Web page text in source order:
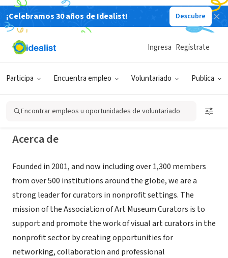
¡Celebramos 30 años de Idealist! Descubre
Participa Encuentra empleo Voluntariado Publica
Ingresa Regístrate
Encontrar empleos u oportunidades de voluntariado
ORGANIZACIÓN SIN FIN DE LUCRO
Association of Art Museum Curators
& AAMC Foundation
New York, NY artcurators.org
Acerca de
Founded in 2001, and now including over 1,300 members
from over 500 institutions around the globe, we are a
strong leader for curators in nonprofit settings. The
mission of the Association of Art Museum Curators is to
support and promote the work of visual art curators in the
nonprofit sector by creating opportunities for
networking, collaboration and professional